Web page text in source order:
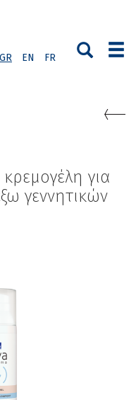
GR EN FR
για
γεννητικών